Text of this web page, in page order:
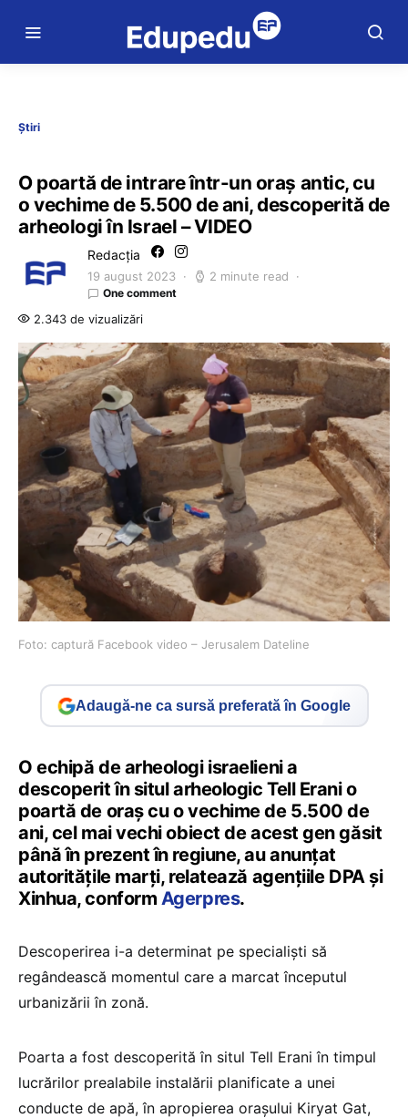
Știri
O poartă de intrare într-un oraș antic, cu
o vechime de 5.500 de ani, descoperită de
arheologi în Israel – VIDEO
Redacția
19 august 2023 2 minute read
One comment
2.343 de vizualizări
Foto: captură Facebook video – Jerusalem Dateline
Adaugă-ne ca sursă preferată în Google
O echipă de arheologi israelieni a
descoperit în situl arheologic Tell Erani o
poartă de oraş cu o vechime de 5.500 de
ani, cel mai vechi obiect de acest gen găsit
până în prezent în regiune, au anunţat
autorităţile marţi, relatează agenţiile DPA şi
Xinhua, conform Agerpres.
Descoperirea i-a determinat pe specialişti să
regândească momentul care a marcat începutul
urbanizării în zonă.
Poarta a fost descoperită în situl Tell Erani în timpul
lucrărilor prealabile instalării planificate a unei
conducte de apă, în apropierea oraşului Kiryat Gat,